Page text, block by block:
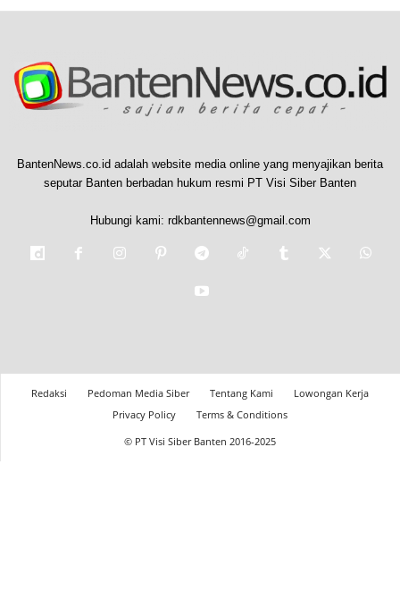
BantenNews.co.id adalah website media online yang menyajikan berita
seputar Banten berbadan hukum resmi PT Visi Siber Banten
Hubungi kami: rdkbantennews@gmail.com
Redaksi Pedoman Media Siber Tentang Kami
Lowongan Kerja
Privacy Policy
Terms & Conditions
© PT Visi Siber Banten 2016-2025